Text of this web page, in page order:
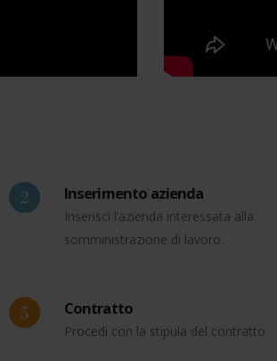
Inserimento azienda
Inserisci l’azienda interessata alla
somministrazione di lavoro.
Contratto
Procedi con la stipula del contratto.